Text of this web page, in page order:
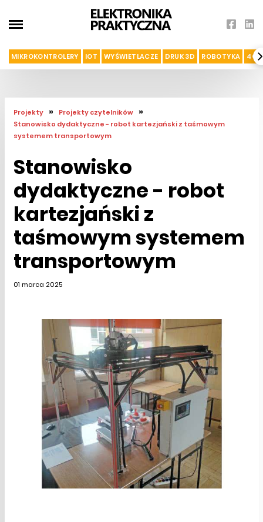
MIKROKONTROLERY IOT WYŚWIETLACZE DRUK 3D ROBOTYKA 4G I
Projekty » Projekty czytelników »
Stanowisko dydaktyczne - robot kartezjański z taśmowym
systemem transportowym
Stanowisko
dydaktyczne - robot
kartezjański z
taśmowym systemem
transportowym
01 marca 2025